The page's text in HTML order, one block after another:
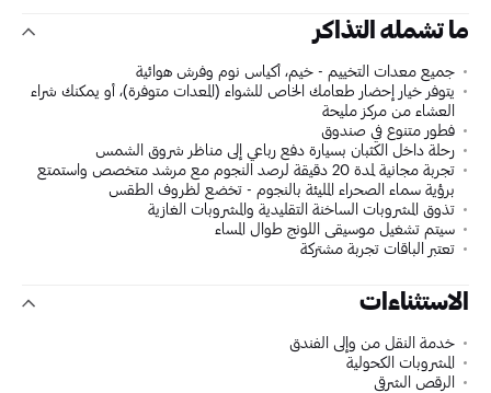
ما تشمله التذاكر
جميع معدات التخييم - خيم، أكياس نوم وفرش هوائية
يتوفر خيار إحضار طعامك الخاص للشواء (المعدات متوفرة)، أو يمكنك شراء
العشاء من مركز مليحة
فطور متنوع في صندوق
رحلة داخل الكثبان بسيارة دفع رباعي إلى مناظر شروق الشمس
تجربة مجانية لمدة 20 دقيقة لرصد النجوم مع مرشد متخصص واستمتع
برؤية سماء الصحراء المليئة بالنجوم - تخضع لظروف الطقس
تذوق المشروبات الساخنة التقليدية والمشروبات الغازية
سيتم تشغيل موسيقى اللونج طوال المساء
تعتبر الباقات تجربة مشتركة
الاستثناءات
خدمة النقل من وإلى الفندق
المشروبات الكحولية
الرقص الشرقي